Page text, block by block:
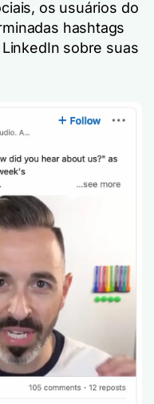
os usuários do
hashtags
sobre suas